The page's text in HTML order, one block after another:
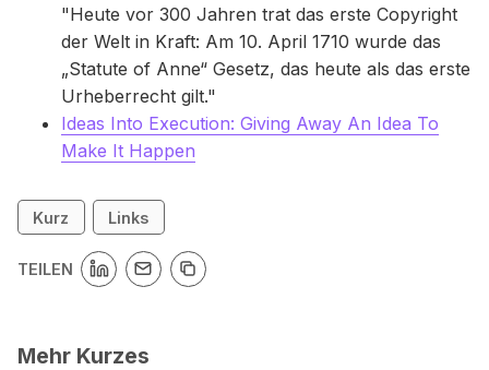
"Heute vor 300 Jahren trat das erste Copyright
der Welt in Kraft: Am 10. April 1710 wurde das
„Statute of Anne“ Gesetz, das heute als das erste
Urheberrecht gilt."
Ideas Into Execution: Giving Away An Idea To
Make It Happen
Kurz Links
TEILEN
Mehr Kurzes